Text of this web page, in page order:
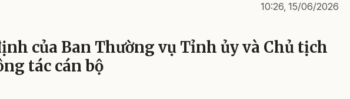
10:26, 15/06/2026
của Ban Thường vụ Tỉnh ủy và Chủ tịch
tác cán bộ